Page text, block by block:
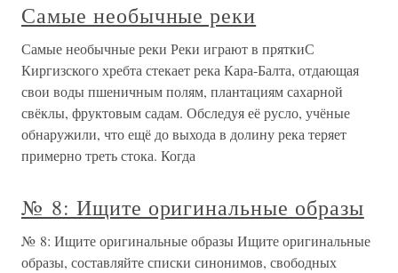
Самые необычные реки
Самые необычные реки Реки играют в пряткиС
Киргизского хребта стекает река Кара-Балта, отдающая
свои воды пшеничным полям, плантациям сахарной
свёклы, фруктовым садам. Обследуя её русло, учёные
обнаружили, что ещё до выхода в долину река теряет
примерно треть стока. Когда
№ 8: Ищите оригинальные образы
№ 8: Ищите оригинальные образы Ищите оригинальные
образы, составляйте списки синонимов, свободных